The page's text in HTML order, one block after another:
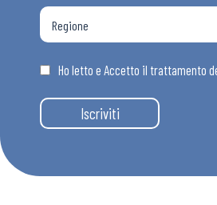
Ho letto e Accetto il trattamento
Iscriviti